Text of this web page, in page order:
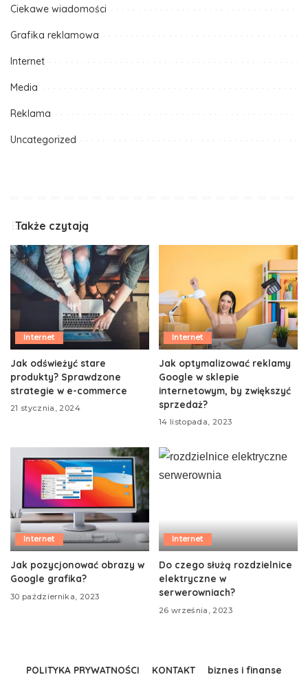
Ciekawe wiadomości
Grafika reklamowa
Internet
Media
Reklama
Uncategorized
Także czytają
Internet
Jak odświeżyć stare
produkty? Sprawdzone
strategie w e-commerce
21 stycznia, 2024
Internet
Jak optymalizować reklamy
Google w sklepie
internetowym, by zwiększyć
sprzedaż?
14 listopada, 2023
Internet
Jak pozycjonować obrazy w
Google grafika?
30 października, 2023
Internet
Do czego służą rozdzielnice
elektryczne w
serwerowniach?
26 września, 2023
POLITYKA PRYWATNOŚCI KONTAKT biznes i finanse